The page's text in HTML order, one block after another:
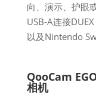
向、演示、护眼
USB-A连接
以及Nintendo
QooCam
相机